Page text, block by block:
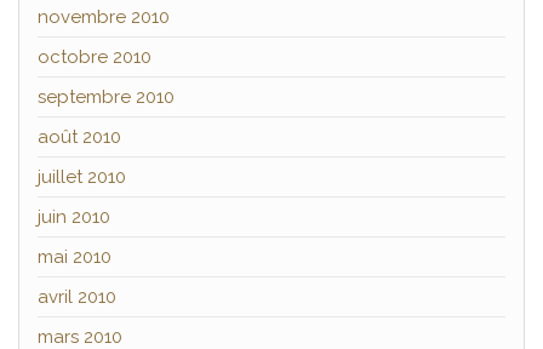
novembre 2010
octobre 2010
septembre 2010
août 2010
juillet 2010
juin 2010
mai 2010
avril 2010
mars 2010